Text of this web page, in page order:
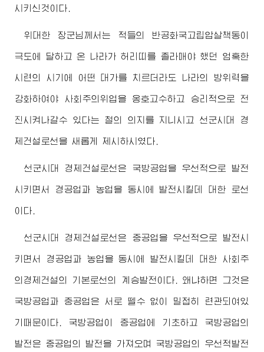
시키신것이다.
위대한 장군님 께서는 적들의 반공화국고립압살책동이
극도에 달하고 온 나라가 허리띠를 졸라매야 했던 엄혹한
시련의 시기에 어떤 대가를 치르더라도 나라의 방위력을
강화하여야 사회주의위업을 옹호고수하고 승리적으로 전
진시켜나갈수 있다는 철의 의지를 지니시고 선군시대 경
제건설로선을 새롭게 제시하시였다.
선군시대 경제건설로선은 국방공업을 우선적으로 발전
시키면서 경공업과 농업을 동시에 발전시킬데 대한 로선
이다.
선군시대 경제건설로선은 중공업을 우선적으로 발전시
키면서 경공업과 농업을 동시에 발전시킬데 대한 사회주
의경제건설의 기본로선의 계승발전이다. 왜냐하면 그것은
국방공업과 중공업은 서로 뗄수 없이 밀접히 련관되여있
기때문이다. 국방공업이 중공업에 기초하고 국방공업의
발전은 중공업의 발전을 가져오며 국방공업의 우선적발전